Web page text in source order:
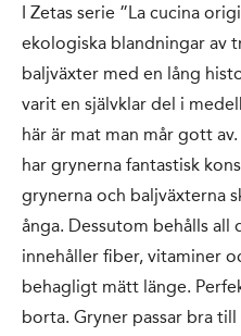
I Zetas serie ”La cucina
ekologiska blandningar av
baljväxter med en lång
varit en självklar del i
här är mat man mår gott
har grynerna fantastisk
grynerna och baljväxterna
ånga. Dessutom behålls all
innehåller fiber, vitaminer
behagligt mätt länge.
borta. Gryner passar bra